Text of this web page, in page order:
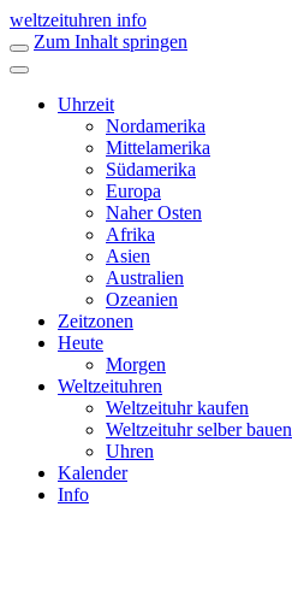
weltzeituhren info
Zum Inhalt springen
Uhrzeit
Nordamerika
Mittelamerika
Südamerika
Europa
Naher Osten
Afrika
Asien
Australien
Ozeanien
Zeitzonen
Heute
Morgen
Weltzeituhren
Weltzeituhr kaufen
Weltzeituhr selber bauen
Uhren
Kalender
Info